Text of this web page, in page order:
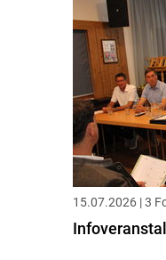
15.07.2026 | 3